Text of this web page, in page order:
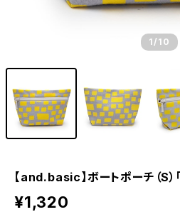
1 /10
【and.basic】ボートポーチ（S）
¥1,320